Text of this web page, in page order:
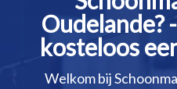
Oudelande?
kosteloos
Welkom bij